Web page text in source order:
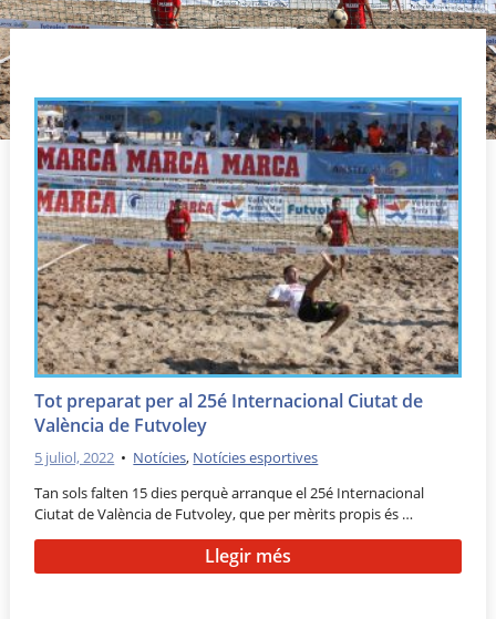
València en esport ▼
Reserves
futvoley valencia
Tot preparat per al 25é Internacional Ciutat de
València de Futvoley
5 juliol, 2022 • Notícies, Notícies esportives
Tan sols falten 15 dies perquè arranque el 25é Internacional
Ciutat de València de Futvoley, que per mèrits propis és …
Llegir més